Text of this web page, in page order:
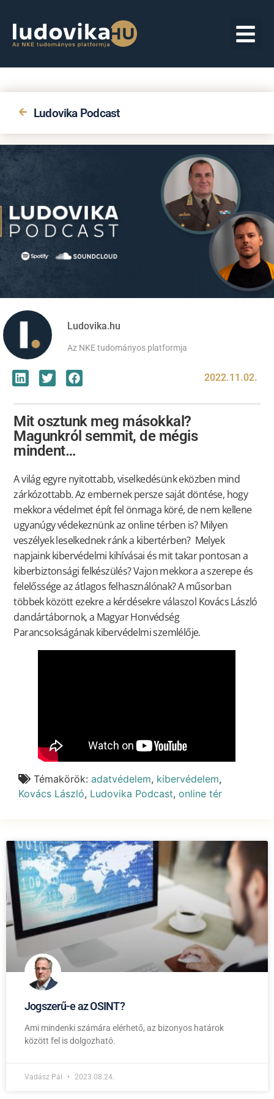
Jogszerű-e az OSINT?
Ami mindenki számára elérhető, az bizonyos határok
között fel is dolgozható.
Vadász Pál 2023.08.24.
Ludovika Podcast
Ludovika.hu
Az NKE tudományos platformja
2022.11.02.
Mit osztunk meg másokkal?
Magunkról semmit, de mégis
mindent…
A világ egyre nyitottabb, viselkedésünk eközben mind
zárkózottabb. Az embernek persze saját döntése, hogy
mekkora védelmet épít fel önmaga köré, de nem kellene
ugyanúgy védekeznünk az online térben is? Milyen
veszélyek leselkednek ránk a kibertérben? Melyek
napjaink kibervédelmi kihívásai és mit takar pontosan a
kiberbiztonsági felkészülés? Vajon mekkora a szerepe és
felelőssége az átlagos felhasználónak? A műsorban
többek között ezekre a kérdésekre válaszol Kovács László
dandártábornok, a Magyar Honvédség
Parancsokságának kibervédelmi szemlélője.
Témakörök: adatvédelem, kibervédelem,
Kovács László, Ludovika Podcast, online tér